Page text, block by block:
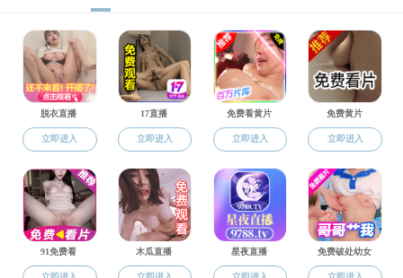
导航菜单
黄色仓库>学科建设 >国家级基地
国家级基地